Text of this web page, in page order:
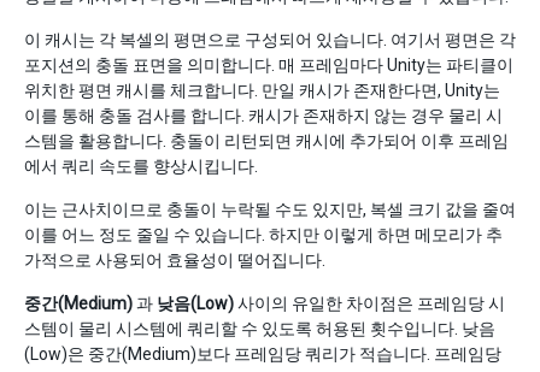
이 캐시는 각 복셀의 평면으로 구성되어 있습니다. 여기서 평면은 각
포지션의 충돌 표면을 의미합니다. 매 프레임마다 Unity는 파티클이
위치한 평면 캐시를 체크합니다. 만일 캐시가 존재한다면, Unity는
이를 통해 충돌 검사를 합니다. 캐시가 존재하지 않는 경우 물리 시
스템을 활용합니다. 충돌이 리턴되면 캐시에 추가되어 이후 프레임
에서 쿼리 속도를 향상시킵니다.
이는 근사치이므로 충돌이 누락될 수도 있지만, 복셀 크기 값을 줄여
이를 어느 정도 줄일 수 있습니다. 하지만 이렇게 하면 메모리가 추
가적으로 사용되어 효율성이 떨어집니다.
중간(Medium)과 낮음(Low)사이의 유일한 차이점은 프레임당 시
스템이 물리 시스템에 쿼리할 수 있도록 허용된 횟수입니다. 낮음
(Low)은 중간(Medium)보다 프레임당 쿼리가 적습니다. 프레임당